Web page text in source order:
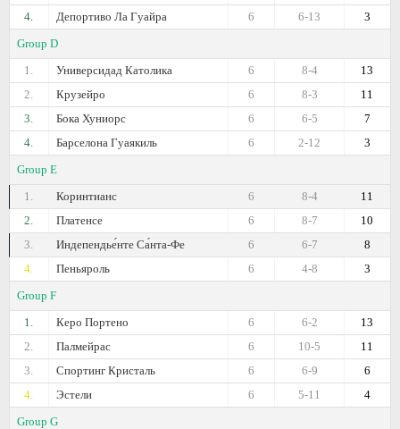
4.
Депортиво Ла Гуайра 3
6-13
6
Group D
1.
Универсидад Католика 13
8-4
6
2.
Крузейро 11
8-3
6
3.
Бока Хуниорс 7
6-5
6
4.
Барселона Гуаякиль 3
2-12
6
Group E
1.
Коринтианс 11
8-4
6
2.
Платенсе 10
8-7
6
3.
Индепендье́нте Са́нта-Фе 8
6-7
6
4.
Пеньяроль 3
4-8
6
Group F
1.
Керо Портено 13
6-2
6
2.
Палмейрас 11
10-5
6
3.
Спортинг Кристаль 6
6-9
6
4.
Эстели 4
5-11
6
Group G